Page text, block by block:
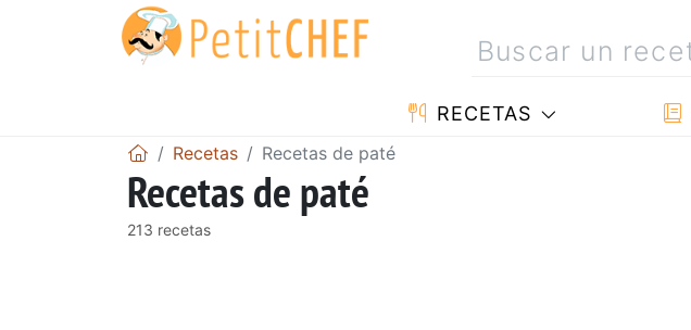
RECETAS
Recetas Recetas de paté
Recetas de paté
213 recetas